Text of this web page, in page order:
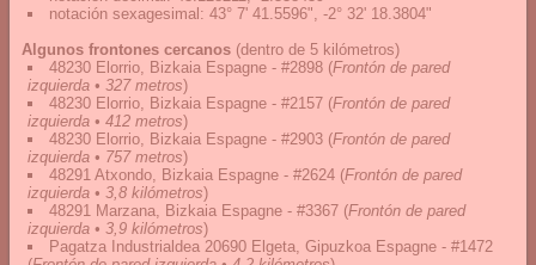
notación sexagesimal : 43° 7' 41.5596", -2° 32' 18.3804"
Algunos frontones cercanos (dentro de 5 kilómetros)
48230 Elorrio, Bizkaia Espagne - #2898 (Frontón de pared
izquierda • 327 metros)
48230 Elorrio, Bizkaia Espagne - #2157 (Frontón de pared
izquierda • 412 metros)
48230 Elorrio, Bizkaia Espagne - #2903 (Frontón de pared
izquierda • 757 metros)
48291 Atxondo, Bizkaia Espagne - #2624 (Frontón de pared
izquierda • 3,8 kilómetros)
48291 Marzana, Bizkaia Espagne - #3367 (Frontón de pared
izquierda • 3,9 kilómetros)
Pagatza Industrialdea 20690 Elgeta, Gipuzkoa Espagne - #1472